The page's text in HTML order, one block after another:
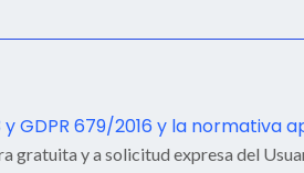
GDPR 679/2016 y la normativa
gratuita y a solicitud expresa del